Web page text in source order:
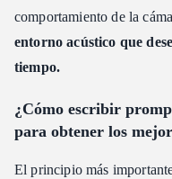
comportamiento de la
entorno acústico que
tiempo.
¿Cómo escribir
para obtener los
El principio más